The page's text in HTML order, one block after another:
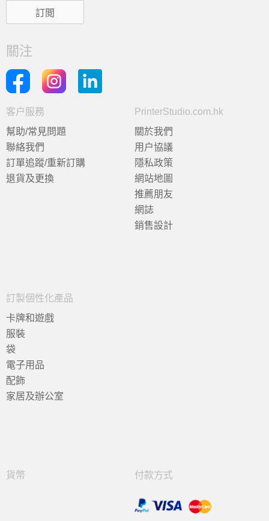
關注
客户服務
幫助/常見問題
聯絡我們
訂單追蹤/重新訂購
退貨及更換
PrinterStudio.com.hk
關於我們
用户協議
隱私政策
網站地圖
推薦朋友
網誌
銷售設計
訂製個性化產品
卡牌和遊戲
服裝
袋
電子用品
配飾
家居及辦公室
貨幣 付款方式